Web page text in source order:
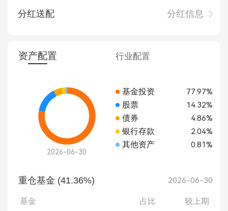
分红送配 分红信息
资产配置 行业配置
2026-06-30
基金投资 77.97%
股票 14.32%
债券 4.86%
银行存款 2.04%
其他资产 0.81%
重仓基金 (41.36%) 2026-06-30
基金 占比 较上期